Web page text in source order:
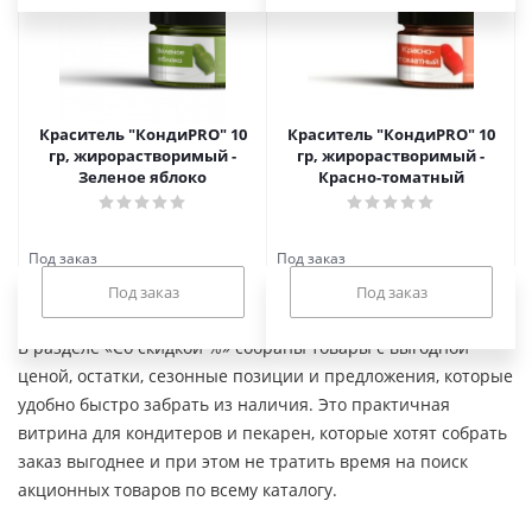
Краситель "КондиPRO" 10
гр, жирорастворимый -
Зеленое яблоко
Под заказ
Краситель "КондиPRO" 10
гр, жирорастворимый -
Красно-томатный
Под заказ
В разделе «Со скидкой %» собраны товары с выгодной
ценой, остатки, сезонные позиции и предложения, которые
удобно быстро забрать из наличия. Это практичная
витрина для кондитеров и пекарен, которые хотят собрать
заказ выгоднее и при этом не тратить время на поиск
акционных товаров по всему каталогу.